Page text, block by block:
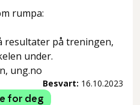
rumpa:
resultater på treningen,
under.
ung.no
Besvart: 16.10.2023
for deg